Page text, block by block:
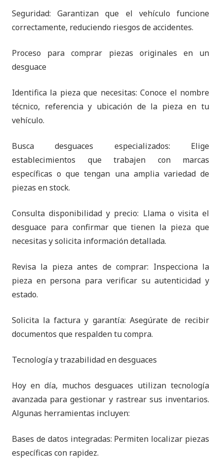
Seguridad: Garantizan que el vehículo funcione
correctamente, reduciendo riesgos de accidentes.
Proceso para comprar piezas originales en un
desguace
Identifica la pieza que necesitas: Conoce el nombre
técnico, referencia y ubicación de la pieza en tu
vehículo.
Busca desguaces especializados: Elige
establecimientos que trabajen con marcas
específicas o que tengan una amplia variedad de
piezas en stock.
Consulta disponibilidad y precio: Llama o visita el
desguace para confirmar que tienen la pieza que
necesitas y solicita información detallada.
Revisa la pieza antes de comprar: Inspecciona la
pieza en persona para verificar su autenticidad y
estado.
Solicita la factura y garantía: Asegúrate de recibir
documentos que respalden tu compra.
Tecnología y trazabilidad en desguaces
Hoy en día, muchos desguaces utilizan tecnología
avanzada para gestionar y rastrear sus inventarios.
Algunas herramientas incluyen:
Bases de datos integradas: Permiten localizar piezas
específicas con rapidez.